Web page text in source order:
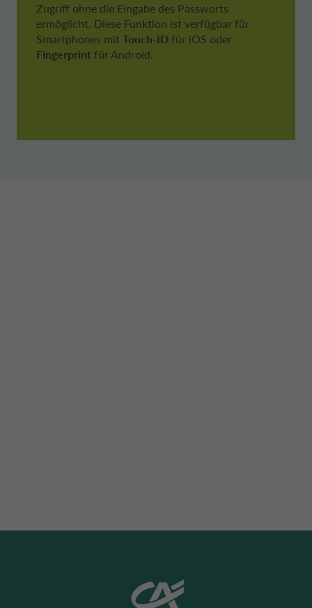
Zugriff ohne die Eingabe des Passworts
ermöglicht. Diese Funktion ist verfügbar für
Smartphones mit Touch-ID für iOS oder
Fingerprint für Android.